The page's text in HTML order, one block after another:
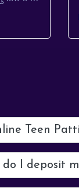
मानी
Teen
do I deposit